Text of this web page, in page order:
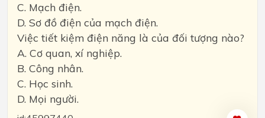
C. Mạch điện.
D. Sơ đồ điện của mạch điện.
Việc tiết kiệm điện năng là của đối tượng nào?
A. Cơ quan, xí nghiệp.
B. Công nhân.
C. Học sinh.
D. Mọi người.